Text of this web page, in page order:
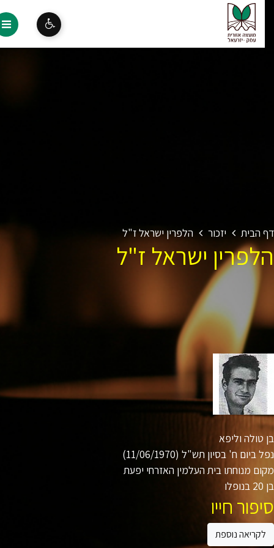
הבית יזכור הלפרין ישראל ז"ל
ישראל ז"ל
וליפא
ח' בסיון תש"ל (11/06/1970)
מנוחתו בית העלמין האזרחי יפעת
חייו
נוספת